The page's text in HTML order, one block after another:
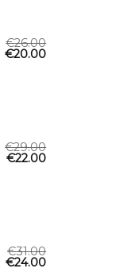
€26.00
€20.00
€29.00
€22.00
€31.00
€24.00